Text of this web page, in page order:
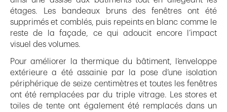
étages. Les bandeaux bruns des fenêtres ont été
supprimés et comblés, puis repeints en blanc comme le
reste de la façade, ce qui adoucit encore l’impact
visuel des volumes.
Pour améliorer la thermique du bâtiment, l’enveloppe
extérieure a été assainie par la pose d’une isolation
périphérique de seize centimètres et toutes les fenêtres
ont été remplacées par du triple vitrage. Les stores et
toiles de tente ont également été remplacés dans un